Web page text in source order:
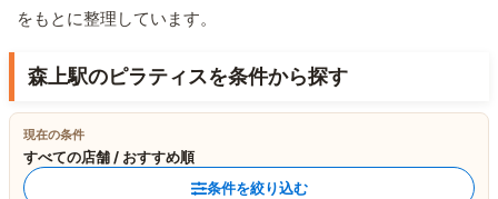
をもとに整理しています。
森上駅のピラティスを条件から探す
現在の条件
すべての店舗 / おすすめ順
条件を絞り込む